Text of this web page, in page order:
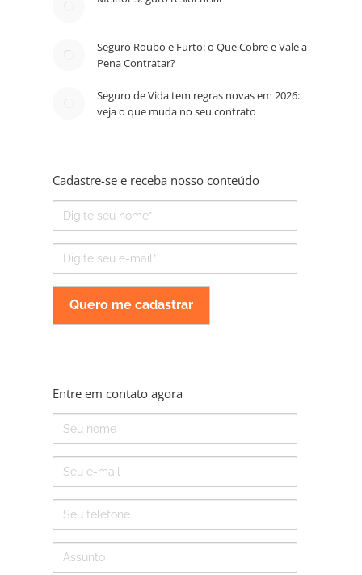
Seguro Roubo e Furto: o Que Cobre e Vale a
Pena Contratar?
Seguro de Vida tem regras novas em 2026:
veja o que muda no seu contrato
Cadastre-se e receba nosso conteúdo
Nome
mail
Entre em contato agora
Nome
mail
Telefone
Assunto